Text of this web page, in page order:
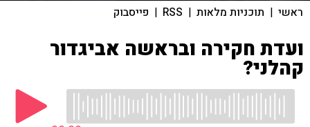
ראשי | תוכניות מלאות |
RSS
| פייסבוק
ועדת חקירה ובראשה אביגדור
קהלני?